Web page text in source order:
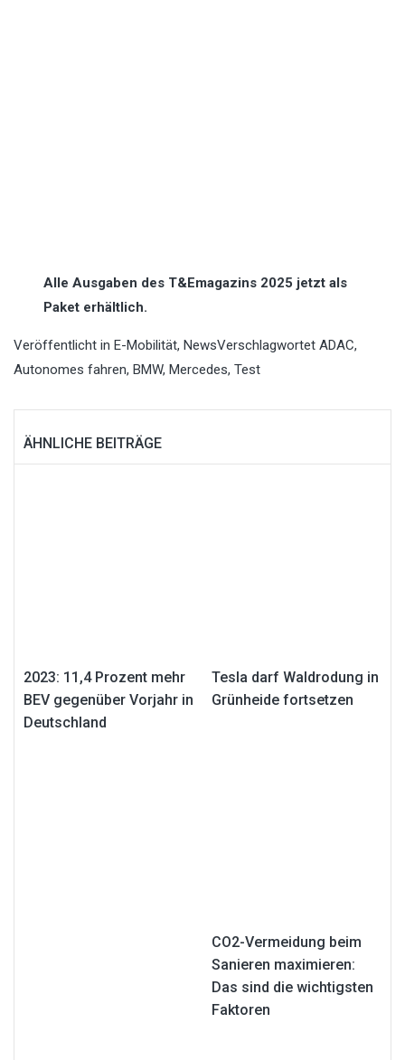
Alle Ausgaben des T&Emagazins 2025 jetzt als
Paket erhältlich.
Veröffentlicht in E-Mobilität, NewsVerschlagwortet ADAC,
Autonomes fahren, BMW, Mercedes, Test
ÄHNLICHE BEITRÄGE
2023: 11,4 Prozent mehr
BEV gegenüber Vorjahr in
Deutschland
Tesla darf Waldrodung in
Grünheide fortsetzen
CO2-Vermeidung beim
Sanieren maximieren:
Das sind die wichtigsten
Faktoren